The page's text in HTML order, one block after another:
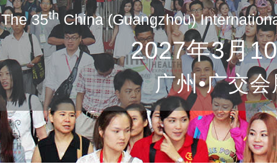
The 35thChina (Guangzhou)
2027年3月
广州•广交